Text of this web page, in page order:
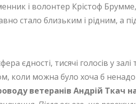
і волонтер Крістоф
стало близьким і рідним, а
єдності, тисячі голосів у
коли можна було хоча б
ветеранів Андрій Ткач